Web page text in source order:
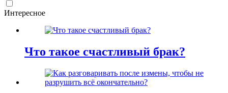
Интересное
Что такое счастливый брак?